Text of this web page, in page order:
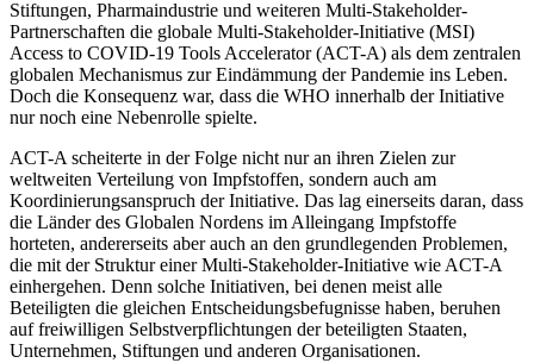
Stiftungen, Pharmaindustrie und weiteren Multi-Stakeholder-
Partnerschaften die globale Multi-Stakeholder-Initiative (MSI)
Access to COVID-19 Tools Accelerator (ACT-A) als dem zentralen
globalen Mechanismus zur Eindämmung der Pandemie ins Leben.
Doch die Konsequenz war, dass die WHO innerhalb der Initiative
nur noch eine Nebenrolle spielte.
ACT-A scheiterte in der Folge nicht nur an ihren Zielen zur
weltweiten Verteilung von Impfstoffen, sondern auch am
Koordinierungsanspruch der Initiative. Das lag einerseits daran, dass
die Länder des Globalen Nordens im Alleingang Impfstoffe
horteten, andererseits aber auch an den grundlegenden Problemen,
die mit der Struktur einer Multi-Stakeholder-Initiative wie ACT-A
einhergehen. Denn solche Initiativen, bei denen meist alle
Beteiligten die gleichen Entscheidungsbefugnisse haben, beruhen
auf freiwilligen Selbstverpflichtungen der beteiligten Staaten,
Unternehmen, Stiftungen und anderen Organisationen.